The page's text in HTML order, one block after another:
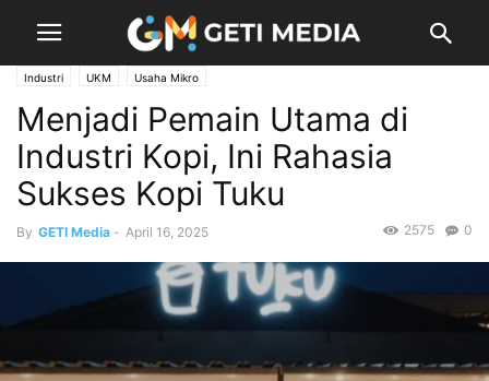
Industri UKM Usaha Mikro
Menjadi Pemain Utama di
Industri Kopi, Ini Rahasia
Sukses Kopi Tuku
By GETI Media - April 16, 2025 0
2575